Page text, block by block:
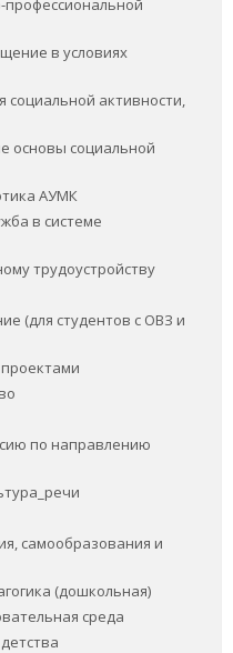
профессиональной
в условиях
социальной активности,
основы социальной
АУМК
в системе
трудоустройству
(для студентов с ОВЗ и
по направлению
самообразования и
(дошкольная)
среда